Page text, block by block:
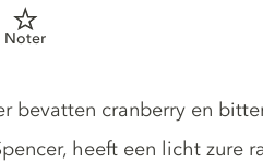
Noter
bevatten cranberry en
heeft een licht zure